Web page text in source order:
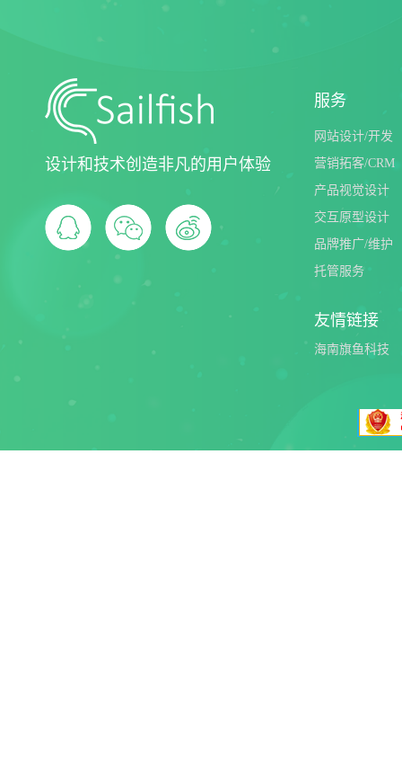
设计和技术创造非凡的用户体验
服务
网站设计/开发
营销拓客/CRM
产品视觉设计
交互原型设计
品牌推广/维护
托管服务
友情链接
海南旗鱼科技